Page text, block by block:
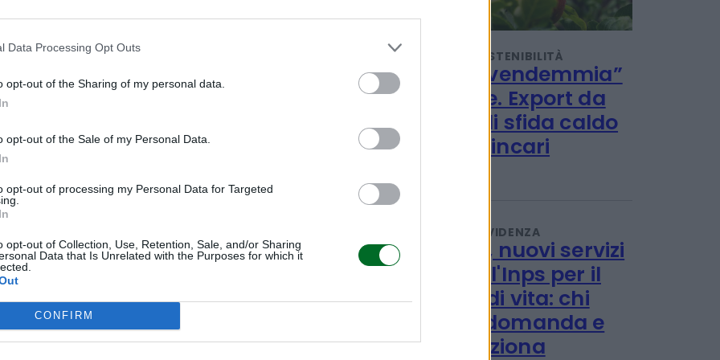
Data Processing Opt Outs
opt-out of the Sharing of my personal data.
opt-out of the Sale of my Personal Data.
opt-out of processing my Personal Data for Targeted
opt-out of Collection, Use, Retention, Sale, and/or Sharing
Data that Is Unrelated with the Purposes for which it
CONFIRM
Sanità: no assicurazione o
prestito e così 13,6 milioni di
italiani rinunciano alle cure
TENDENZE E SOSTENIBILITÀ
Al via la “vendemmia”
1,2 miliardi sfida caldo
Redazione
PENSIONI E PREVIDENZA
Disabilità, nuovi servizi
online dell'Inps per il